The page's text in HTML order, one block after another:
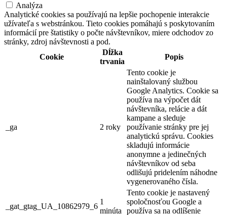
Analýza
Analytické cookies sa používajú na lepšie pochopenie interakcie
užívateľa s webstránkou. Tieto cookies pomáhajú s poskytovaním
informácií pre štatistiky o počte návštevníkov, miere odchodov zo
stránky, zdroj návštevnosti a pod.
Cookie
Dĺžka
trvania
Popis
_ga 2 roky
Tento cookie je
nainštalovaný službou
Google Analytics. Cookie sa
používa na výpočet dát
návštevníka, relácie a dát
kampane a sleduje
používanie stránky pre jej
analytickú správu. Cookies
skladujú informácie
anonymne a jedinečných
návštevníkov od seba
odlišujú pridelením náhodne
vygenerovaného čísla.
_gat_gtag_UA_10862979_6
1
minúta
Tento cookie je nastavený
spoločnosťou Google a
používa sa na odlíšenie